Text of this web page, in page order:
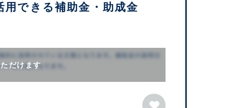
できる補助金・助成金
だけます